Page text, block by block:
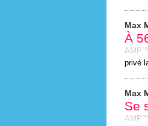
Max
À
privé
Max
Se